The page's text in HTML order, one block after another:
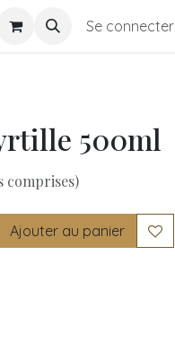
Se connecter
500ml
comprises)
Ajouter au panier